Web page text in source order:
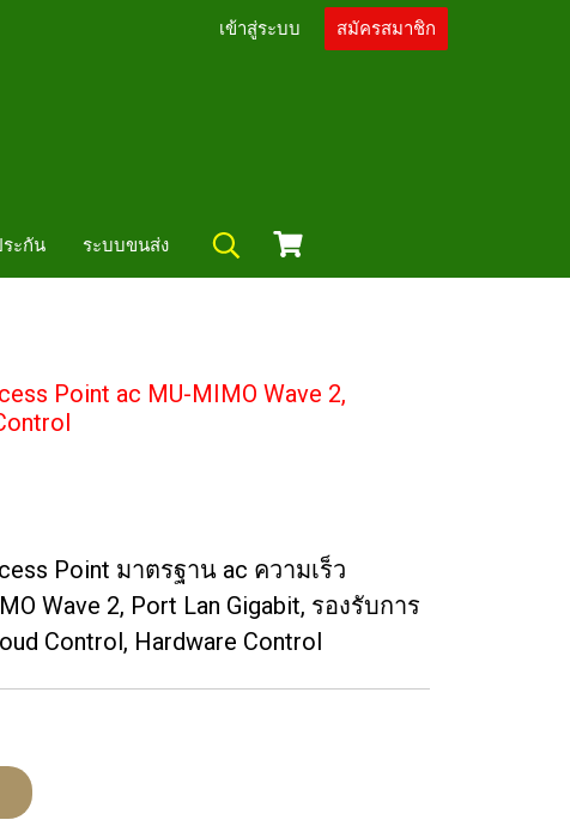
เข้าสู่ระบบ สมัครสมาชิก
ะกัน ระบบขนส่ง
Point ac MU-MIMO Wave 2,
Point มาตรฐาน ac ความเร็ว
Wave 2, Port Lan Gigabit, รองรับการ
Control, Hardware Control